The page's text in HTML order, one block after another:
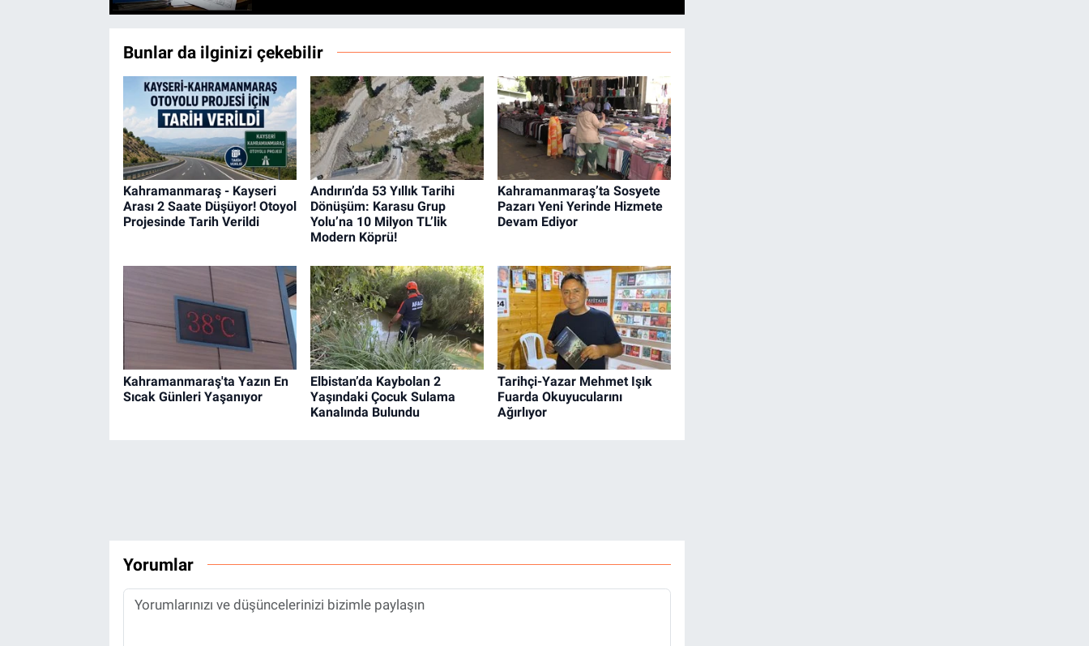
Bunlar da ilginizi çekebilir
Kahramanmaraş - Kayseri
Arası 2 Saate Düşüyor! Otoyol
Projesinde Tarih Verildi
Andırın’da 53 Yıllık Tarihi
Dönüşüm: Karasu Grup
Yolu’na 10 Milyon TL’lik
Modern Köprü!
Kahramanmaraş’ta Sosyete
Pazarı Yeni Yerinde Hizmete
Devam Ediyor
Kahramanmaraş'ta Yazın En
Sıcak Günleri Yaşanıyor
Elbistan’da Kaybolan 2
Yaşındaki Çocuk Sulama
Kanalında Bulundu
Tarihçi-Yazar Mehmet Işık
Fuarda Okuyucularını
Ağırlıyor
Yorumlar